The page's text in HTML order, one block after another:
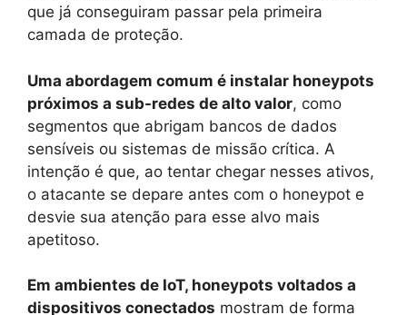
que já conseguiram passar pela primeira
camada de proteção.
Uma abordagem comum é instalar honeypots
próximos a sub-redes de alto valor, como
segmentos que abrigam bancos de dados
sensíveis ou sistemas de missão crítica. A
intenção é que, ao tentar chegar nesses ativos,
o atacante se depare antes com o honeypot e
desvie sua atenção para esse alvo mais
apetitoso.
Em ambientes de IoT, honeypots voltados a
dispositivos conectados mostram de forma